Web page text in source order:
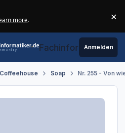
more. ×
Fachinformatiker.de
Anmelden
Coffeehouse Soap Nr. 255 - Von